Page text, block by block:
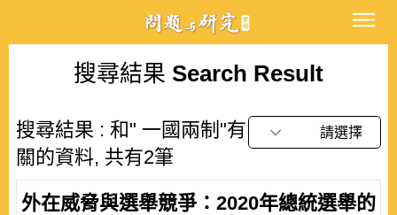
搜尋結果 Search Result
搜尋結果 : 和" 一國兩制"有
關的資料, 共有2筆
請選擇
外在威脅與選舉競爭：2020年總統選舉的